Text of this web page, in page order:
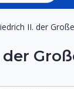
II. der